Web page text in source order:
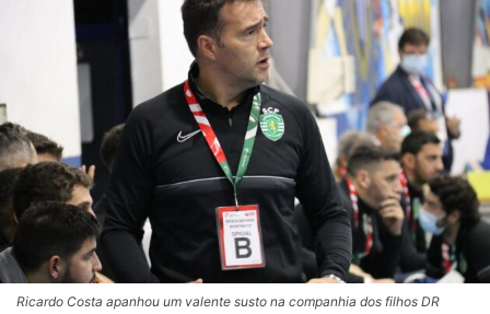
Ricardo Costa apanhou um valente susto na companhia dos filhos DR